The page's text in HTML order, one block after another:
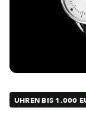
UHREN BIS 1.000